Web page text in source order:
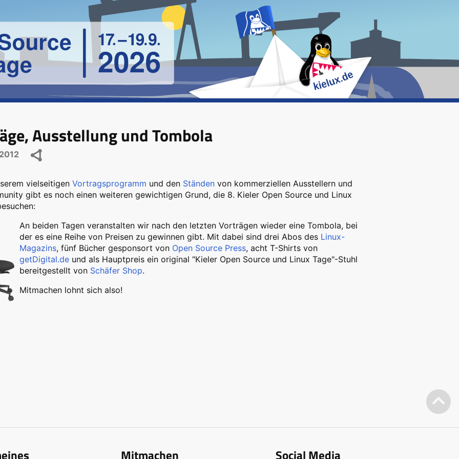
Ausstellung und Tombola
vielseitigen Vortragsprogramm und den Ständen von kommerziellen Ausstellern und
gibt es noch einen weiteren gewichtigen Grund, die 8. Kieler Open Source und Linux
An beiden Tagen veranstalten wir nach den letzten Vorträgen wieder eine Tombola, bei
der es eine Reihe von Preisen zu gewinnen gibt. Mit dabei sind drei Abos des Linux-
Magazins, fünf Bücher gesponsort von Open Source Press, acht T-Shirts von
getDigital.de und als Hauptpreis ein original "Kieler Open Source und Linux Tage"-Stuhl
bereitgestellt von Schäfer Shop.
Mitmachen lohnt sich also!
Mitmachen Social Media